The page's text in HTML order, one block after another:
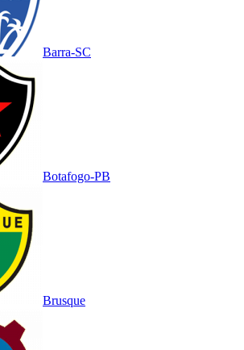
Barra-SC
Botafogo-PB
Brusque